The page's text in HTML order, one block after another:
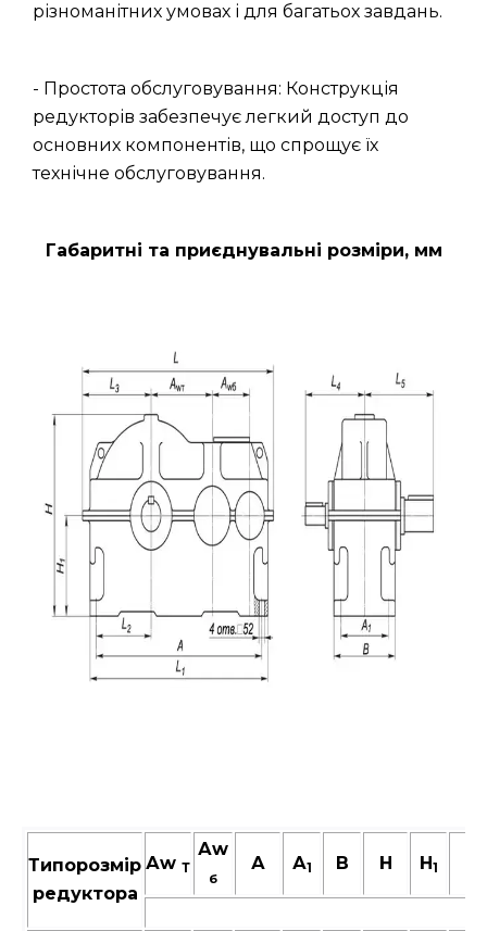
різноманітних умовах і для багатьох завдань.
- Простота обслуговування: Конструкція
редукторів забезпечує легкий доступ до
основних компонентів, що спрощує їх
технічне обслуговування.
Габаритні та приєднувальні розміри, мм
Типорозмір
редуктора
Аw Т
Аw
б
А А1 В Н H1